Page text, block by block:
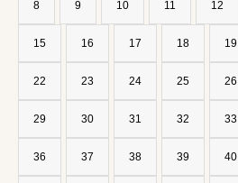
8 9 10 11 12
15 16 17 18 19
22 23 24 25 26
29 30 31 32 33
36 37 38 39 40